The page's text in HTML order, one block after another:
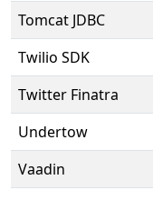
Tomcat JDBC
Twilio SDK
Twitter Finatra
Undertow
Vaadin